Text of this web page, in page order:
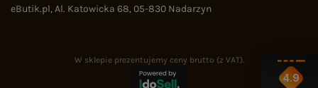
eButik.pl,Al. Katowicka 68,05-830 Nadarzyn
W sklepie prezentujemy ceny brutto (z VAT).
4.9